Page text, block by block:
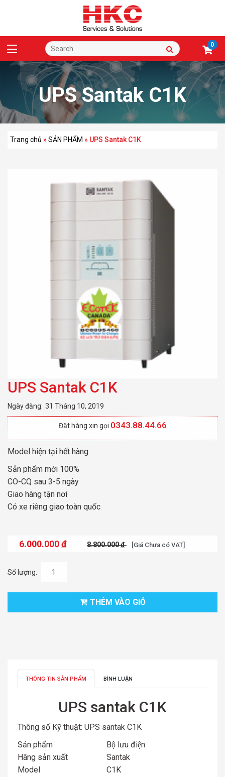
0
UPS Santak C1K
Trang chủ »SẢN PHẨM » UPS Santak C1K
UPS Santak C1K
Ngày đăng: 31 Tháng 10, 2019
Đặt hàng xin gọi 0343.88.44.66
Model hiện tại hết hàng
Sản phẩm mới 100%
CO-CQ sau 3-5 ngày
Giao hàng tận nơi
Có xe riêng giao toàn quốc
6.000.000đ 8.800.000đ [Giá Chưa có VAT]
Số lượng:
THÊM VÀO GIỎ
THÔNG TIN SẢN PHẨM BÌNH LUẬN
UPS santak C1K
Thông số Kỹ thuật: UPS santak C1K
Sản phẩm
Bộ lưu điện
Hãng sản xuất
Santak
Model
C1K